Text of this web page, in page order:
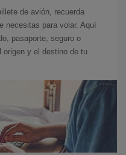
de avión, recuerda
necesitas para volar. Aquí
pasaporte, seguro o
origen y el destino de tu